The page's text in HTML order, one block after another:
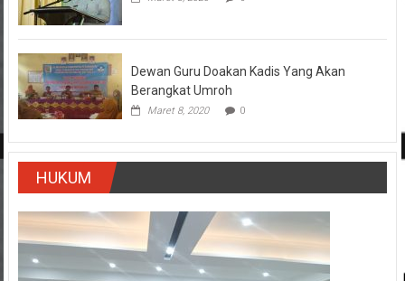
Dewan Guru Doakan Kadis Yang Akan
Berangkat Umroh
Maret 8, 2020 0
HUKUM